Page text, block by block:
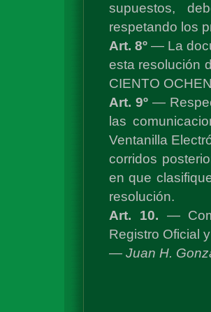
supuestos,
respetando los
Art. 8º— La
esta resolución
CIENTO
Art. 9º —
las
Ventanilla
corridos
en que
resolución.
Art. 10. —
Registro Oficial
— Juan H.